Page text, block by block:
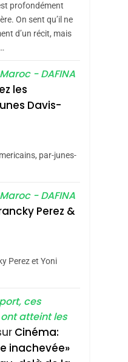
Amandes
Le Miel
Azilal
Produits
–
De Loya
Je
La
Chanson De
La Nostalgie
Pourrait
À 13 Pays
Latine
La Plus
profondément
On sent qu’il ne
d’un récit, mais
- DAFINA
les
Davis-
par-junes-
- DAFINA
Perez &
Perez et Yoni
ces
atteint les
Cinéma:
inachevée»